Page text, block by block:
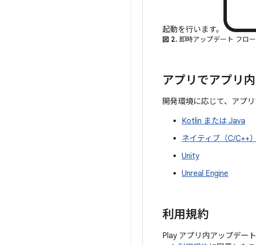
起動を行います。
図 2. 即時アップデート フロー
アプリでアプリ
開発環境に応じて、アプ
Kotlin または Java
ネイティブ（C/C++）
Unity
Unreal Engine
利用規約
Play アプリ内アップデー